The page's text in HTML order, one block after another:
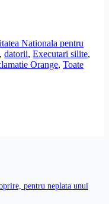
Nationala pentru
, datorii, Executari silite,
Orange, Toate
pentru neplata unui